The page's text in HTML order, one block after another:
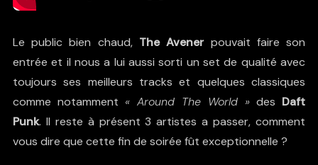
Le public bien chaud, The Avenerpouvait faire son
entrée et il nous a lui aussi sorti un set de qualité avec
toujours ses meilleurs tracks et quelques classiques
comme notamment « Around The World » des Daft
Punk. Il reste à présent 3 artistes a passer, comment
vous dire que cette fin de soirée fût exceptionnelle ?